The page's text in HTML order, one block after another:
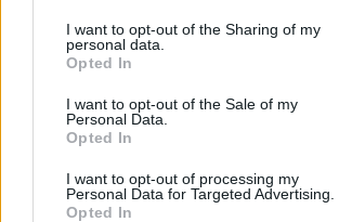
not limited to your visit or usage behaviour.
grant or deny consent to Google and its
use your data for below specified purposes
consent section.
I want to opt-out of the Sharing of my
personal data.
Opted In
I want to opt-out of the Sale of my
Personal Data.
Opted In
I want to opt-out of processing my
Personal Data for Targeted Advertising.
Opted In